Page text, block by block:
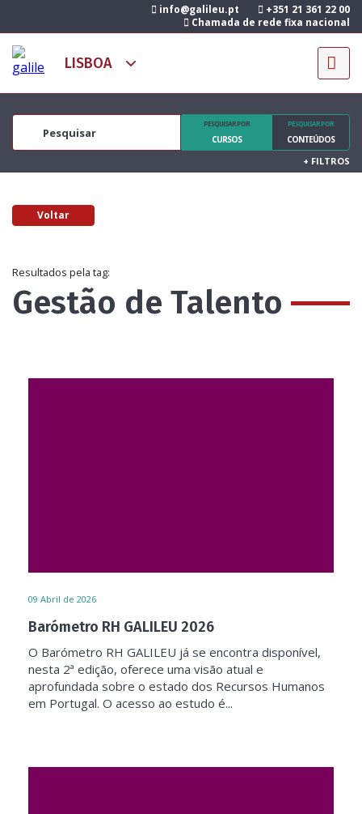
info@galileu.pt
+351 21 361 22 00
Chamada de rede fixa nacional
PESQUISAR POR
CURSOS
PESQUISAR POR
CONTEÚDOS
+ FILTROS
Voltar
Resultados pela tag:
Gestão de Talento
09 Abril de 2026
Barómetro RH GALILEU 2026
O Barómetro RH GALILEU já se encontra disponível,
nesta 2ª edição, oferece uma visão atual e
aprofundada sobre o estado dos Recursos Humanos
em Portugal. O acesso ao estudo é...